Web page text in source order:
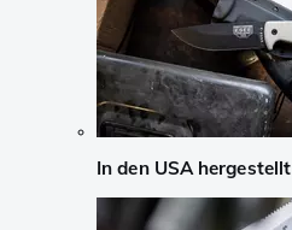
In den USA hergestellt